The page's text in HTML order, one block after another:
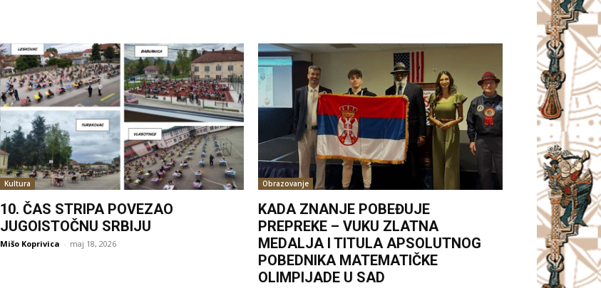
Kultura
10. ČAS STRIPA POVEZAO
JUGOISTOČNU SRBIJU
Mišo Koprivica - maj 18, 2026
Obrazovanje
KADA ZNANJE POBEĐUJE
PREPREKE – VUKU ZLATNA
MEDALJA I TITULA APSOLUTNOG
POBEDNIKA MATEMATIČKE
OLIMPIJADE U SAD